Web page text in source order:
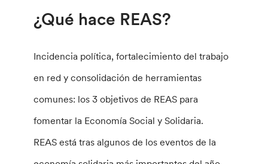
¿Qué hace REAS?
Incidencia política, fortalecimiento del trabajo
en red y consolidación de herramientas
comunes: los 3 objetivos de REAS para
fomentar la Economía Social y Solidaria.
REAS está tras algunos de los eventos de la